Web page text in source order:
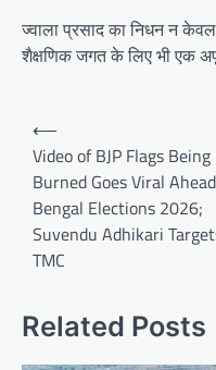
ज्वाला प्रसाद का निधन न
शैक्षणिक जगत के लिए भी एक
Post
navigation
⟵
Video of BJP Flags Being
Burned Goes Viral
Bengal Elections 2026;
Suvendu Adhikari
TMC
Related Posts